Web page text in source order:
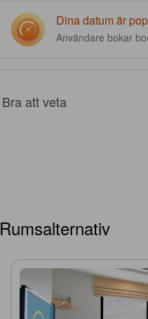
Dina datum är
Användare bokar
Bra att veta
Rumsalternativ